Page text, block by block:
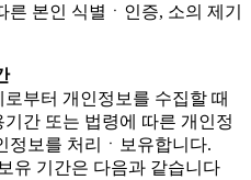
본인 식별ㆍ인증, 소의 제기
부터 개인정보를 수집할 때
간 또는 법령에 따른 개인정
정보를 처리ㆍ보유합니다.
유 기간은 다음과 같습니다